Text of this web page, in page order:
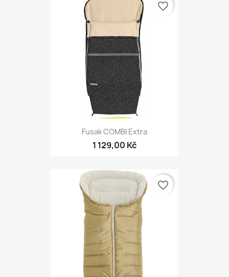
Fusak COMBI Extra
1 129,00 Kč
favorite_border
favorite_border